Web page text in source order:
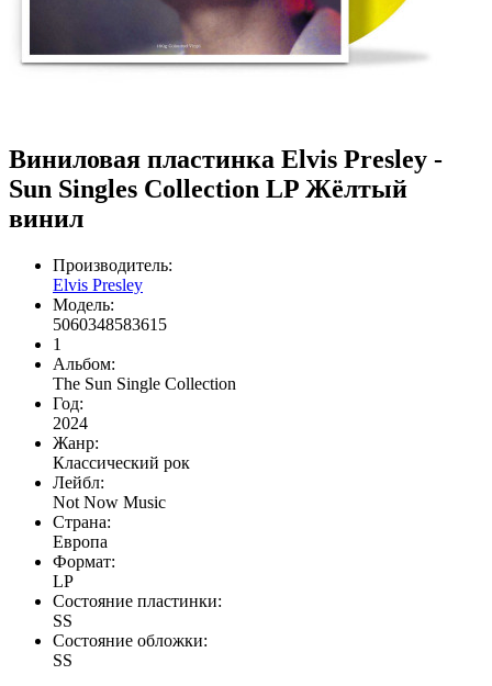
Виниловая пластинка Elvis Presley -
Sun Singles Collection LP Жёлтый
винил
Производитель:
Elvis Presley
Модель:
5060348583615
1
Альбом:
The Sun Single Collection
Год:
2024
Жанр:
Классический рок
Лейбл:
Not Now Music
Страна:
Европа
Формат:
LP
Состояние пластинки:
SS
Состояние обложки:
SS